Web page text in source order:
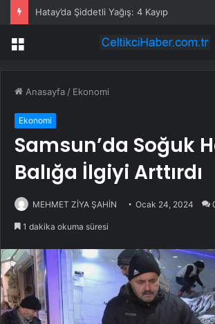
Hatay’da Şiddetli Yağış: 4 Kayıp
Menü
Anasayfa / Ekonomi
Ekonomi
Samsun’da Soğuk
Balığa İlgiyi Arttırdı
MEHMET ZİYA ŞAHİN Ocak 24, 2024
1 dakika okuma süresi